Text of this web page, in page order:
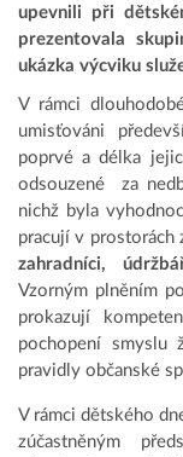
upevnili při
prezentovala
ukázka výcviku
V rámci
umisťováni
poprvé a délka
odsouzené za
nichž byla
pracují v prostorách
zahradníci,
Vzorným plněním
prokazují
pochopení smyslu
pravidly občanské
V rámci dětského
zúčastněným